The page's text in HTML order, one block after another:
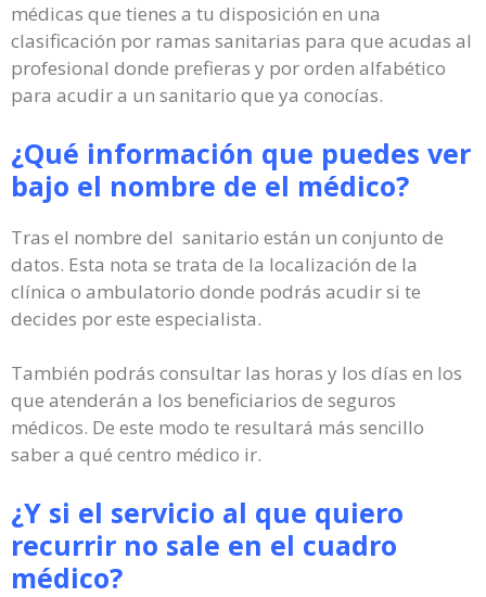
médicas que tienes a tu disposición en una
clasificación por ramas sanitarias para que acudas al
profesional donde prefieras y por orden alfabético
para acudir a un sanitario que ya conocías.
¿Qué información que puedes ver
bajo el nombre de el médico?
Tras el nombre del sanitario están un conjunto de
datos. Esta nota se trata de la localización de la
clínica o ambulatorio donde podrás acudir si te
decides por este especialista.
También podrás consultar las horas y los días en los
que atenderán a los beneficiarios de seguros
médicos. De este modo te resultará más sencillo
saber a qué centro médico ir.
¿Y si el servicio al que quiero
recurrir no sale en el cuadro
médico?